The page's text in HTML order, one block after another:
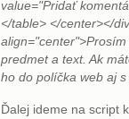
value="Pridať
</table> </center></
predmet a text. Ak
ho do políčka web aj
Ďalej ideme na script